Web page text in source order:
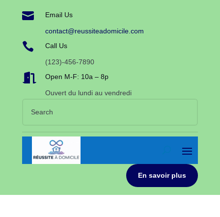
 Email Us
contact@reussiteadomicile.com
 Call Us
(123)-456-7890
 Open M-F: 10a – 8p
Ouvert du lundi au vendredi
En savoir plus